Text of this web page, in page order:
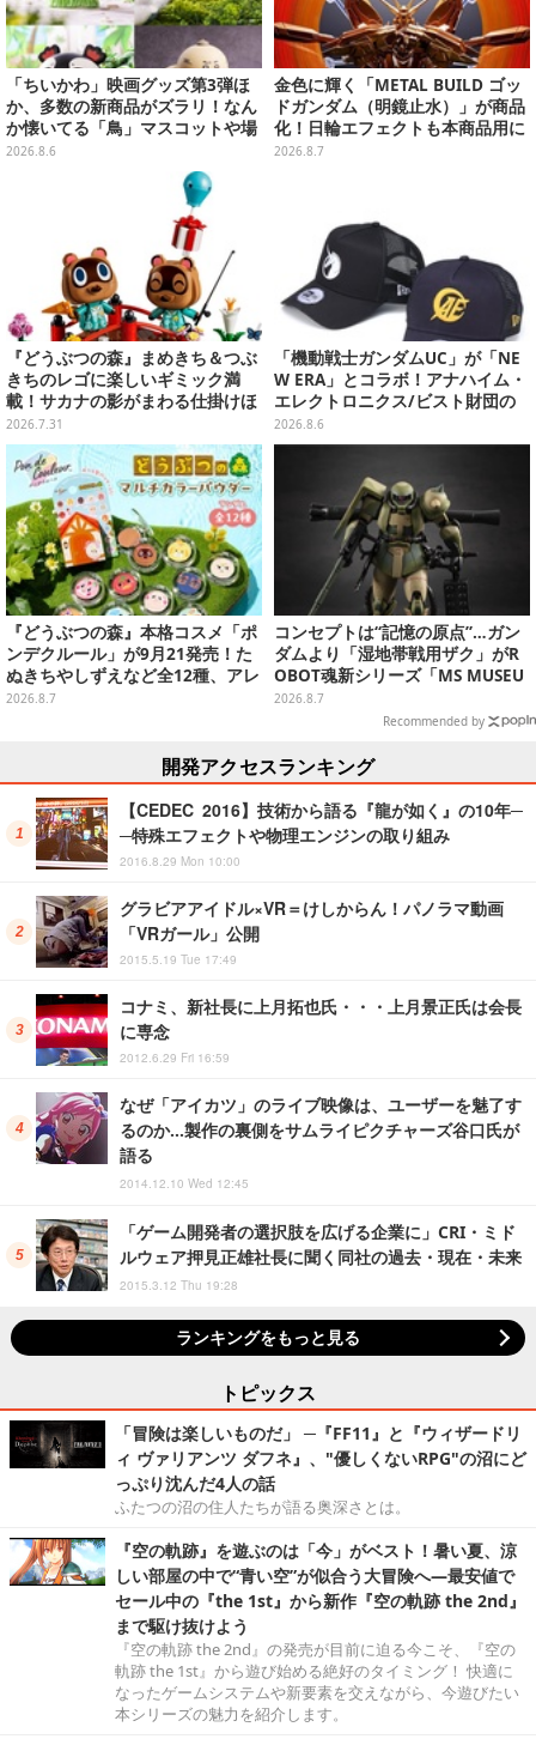
「ちいかわ」映画グッズ第3弾ほ
か、多数の新商品がズラリ！なん
か懐いてる「鳥」マスコットや場
面写アイテムなど必見のラインナ
2026.8.6
金色に輝く「METAL BUILD ゴッ
ドガンダム（明鏡止水）」が商品
化！日輪エフェクトも本商品用に
刷新した豪華仕様
2026.8.7
『どうぶつの森』まめきち＆つぶ
きちのレゴに楽しいギミック満
載！サカナの影がまわる仕掛けほ
か、つりざおやプレゼントふうせ
んなど付属パーツも
2026.7.31
「機動戦士ガンダムUC」が「NE
W ERA」とコラボ！アナハイム・
エレクトロニクス/ビスト財団の
キャップが予約開始
2026.8.6
『どうぶつの森』本格コスメ「ポ
ンデクルール」が9月21発売！た
ぬきちやしずえなど全12種、アレ
ンジできるリアクションシールも
2026.8.7
コンセプトは“記憶の原点”…ガン
ダムより「湿地帯戦用ザク」がR
OBOT魂新シリーズ「MS MUSEU
M」で商品化！博物館イメージの
2026.8.7
Recommended by
開発アクセスランキング
【CEDEC 2016】技術から語る『龍が如く』の10年─
─特殊エフェクトや物理エンジンの取り組み
2016.8.29 Mon 10:00
グラビアアイドル×VR＝けしからん！パノラマ動画
「VRガール」公開
2015.5.19 Tue 17:49
コナミ、新社長に上月拓也氏・・・上月景正氏は会長
に専念
2012.6.29 Fri 16:59
なぜ「アイカツ」のライブ映像は、ユーザーを魅了す
るのか…製作の裏側をサムライピクチャーズ谷口氏が
語る
2014.12.10 Wed 12:45
「ゲーム開発者の選択肢を広げる企業に」CRI・ミド
ルウェア押見正雄社長に聞く同社の過去・現在・未来
2015.3.12 Thu 19:28
ランキングをもっと見る
トピックス
「冒険は楽しいものだ」 ─『FF11』と『ウィザードリ
ィ ヴァリアンツ ダフネ』、"優しくないRPG"の沼にど
っぷり沈んだ4人の話
ふたつの沼の住人たちが語る奥深さとは。
『空の軌跡』を遊ぶのは「今」がベスト！暑い夏、涼
しい部屋の中で“青い空”が似合う大冒険へ―最安値で
セール中の『the 1st』から新作『空の軌跡 the 2nd』
まで駆け抜けよう
『空の軌跡 the 2nd』の発売が目前に迫る今こそ、『空の
軌跡 the 1st』から遊び始める絶好のタイミング！ 快適に
なったゲームシステムや新要素を交えながら、今遊びたい
本シリーズの魅力を紹介します。